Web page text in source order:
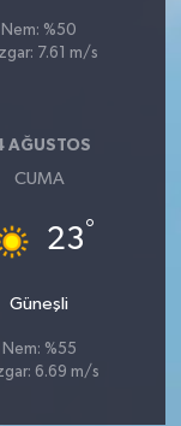
Nem: %50
7.61 m/s
AĞUSTOS
CUMA
23°
Güneşli
Nem: %55
6.69 m/s